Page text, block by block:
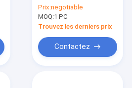
inoxydable Capteur
de force de poids
pour banc de
plateforme Balance
Balance Balance
alimentaire 2mV/V
Prix:negotiable
MOQ:1 PC
Trouvez les derniers prix
Contactez